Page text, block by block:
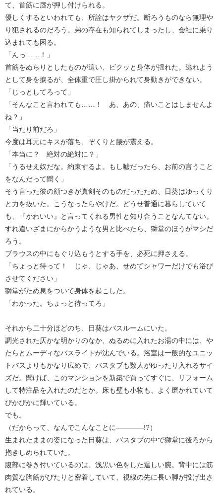
て、首筋に唇が押し付けられる。
優しくするといわれても、所詮はヤクザだ。断ろうものなら無理や
り犯されるのだろう。弟の存在も知られてしまったし、会社に乗り
込まれても困る。
「んっ……！」
首筋をぬらりとしたものが這い、ビクッと身体が揺れた。逃れよう
として身を捩るが、全体重で圧し掛かられて身動きができない。
「じっとしてろって」
「そんなこと言われても……！ あ、あの、痛いことはしませんよ
ね？」
「当たり前だろ」
今度は耳元にキスが落ち、ぞくりと腰が震える。
「本当に？ 絶対の絶対に？」
「うるせえ奴だな。約束するよ。もし嘘だったら、お前の言うこと
をなんだって聞く」
そう言った彼の顔つきが真剣そのものだったため、日葵はゆっくり
と力を抜いた。こうなったらやけだ。どうせ普通に暮らしていて
も、『かわいい』と言ってくれる男性と知り合うことなんてない。
すれ違いざまにからかうような男と比べたら、獅堂のほうがマシだ
ろう。
ブラウスの中にもぐり込もうとする手を、必死に押さえる。
「ちょっと待って！ じゃ、じゃあ、せめてシャワーだけでも浴び
させてください」
獅堂がため息をついて身体を起こした。
「わかった。ちょっと待ってろ」
それから二十分ほどのち、日葵はバスルームにいた。
調光された仄かな明かりのなか、ぬるめに入れたお湯の中には、や
たらとムーディなバスライトが沈んでいる。浴室は一般的なユニッ
トバスよりもかなり広めで、バスタブも数人がゆったり入れるサイ
ズだ。聞けば、このマンションを新築で買ってすぐに、リフォーム
して特注品を入れたのだとか。床も壁も小物も、よく磨かれていて
ぴかぴかに輝いている。
でも。
（だからって、なんでこんなことに――――!?）
生まれたままの姿になった日葵は、バスタブの中で獅堂に後ろから
抱きしめられていた。
腹部に巻き付いているのは、浅黒い色をした逞しい腕。背中には筋
肉質な胸筋がぴたりと密着していて、視線の先に長い脚が投げ出さ
れている。